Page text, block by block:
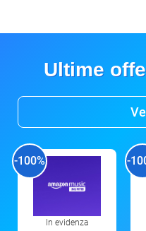
Ultime
-100%
In evidenza
-